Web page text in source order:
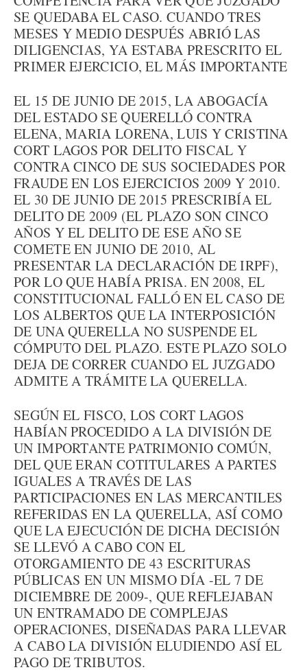
SE QUEDABA EL CASO. CUANDO TRES
MESES Y MEDIO DESPUÉS ABRIÓ LAS
DILIGENCIAS, YA ESTABA PRESCRITO EL
PRIMER EJERCICIO, EL MÁS IMPORTANTE
EL 15 DE JUNIO DE 2015, LA ABOGACÍA
DEL ESTADO SE QUERELLÓ CONTRA
ELENA, MARIA LORENA, LUIS Y CRISTINA
CORT LAGOS POR DELITO FISCAL Y
CONTRA CINCO DE SUS SOCIEDADES POR
FRAUDE EN LOS EJERCICIOS 2009 Y 2010.
EL 30 DE JUNIO DE 2015 PRESCRIBÍA EL
DELITO DE 2009 (EL PLAZO SON CINCO
AÑOS Y EL DELITO DE ESE AÑO SE
COMETE EN JUNIO DE 2010, AL
PRESENTAR LA DECLARACIÓN DE IRPF),
POR LO QUE HABÍA PRISA. EN 2008, EL
CONSTITUCIONAL FALLÓ EN EL CASO DE
LOS ALBERTOS QUE LA INTERPOSICIÓN
DE UNA QUERELLA NO SUSPENDE EL
CÓMPUTO DEL PLAZO. ESTE PLAZO SOLO
DEJA DE CORRER CUANDO EL JUZGADO
ADMITE A TRÁMITE LA QUERELLA.
SEGÚN EL FISCO, LOS CORT LAGOS
HABÍAN PROCEDIDO A LA DIVISIÓN DE
UN IMPORTANTE PATRIMONIO COMÚN,
DEL QUE ERAN COTITULARES A PARTES
IGUALES A TRAVÉS DE LAS
PARTICIPACIONES EN LAS MERCANTILES
REFERIDAS EN LA QUERELLA, ASÍ COMO
QUE LA EJECUCIÓN DE DICHA DECISIÓN
SE LLEVÓ A CABO CON EL
OTORGAMIENTO DE 43 ESCRITURAS
PÚBLICAS EN UN MISMO DÍA -EL 7 DE
DICIEMBRE DE 2009-, QUE REFLEJABAN
UN ENTRAMADO DE COMPLEJAS
OPERACIONES, DISEÑADAS PARA LLEVAR
A CABO LA DIVISIÓN ELUDIENDO ASÍ EL
PAGO DE TRIBUTOS.